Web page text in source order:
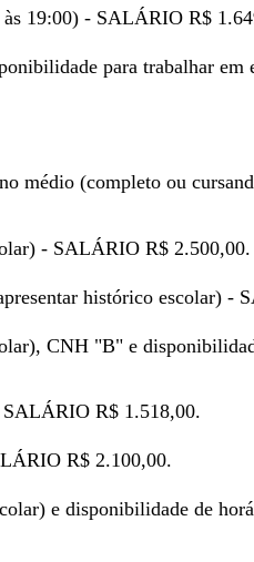
19:00) - SALÁRIO R$
para trabalhar em
médio (completo ou
- SALÁRIO R$ 2.500,00.
histórico escolar) -
CNH "B" e
SALÁRIO R$ 1.518,00.
R$ 2.100,00.
e disponibilidade de